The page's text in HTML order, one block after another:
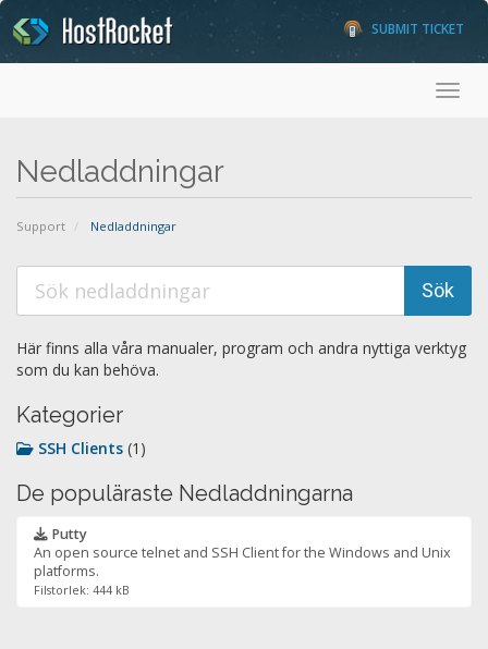
SUBMIT TICKET
Nedladdningar
Support Nedladdningar
Här finns alla våra manualer, program och andra nyttiga verktyg
som du kan behöva.
Kategorier
SSH Clients (1)
De populäraste Nedladdningarna
Putty
An open source telnet and SSH Client for the Windows and Unix
platforms.
Filstorlek: 444 kB